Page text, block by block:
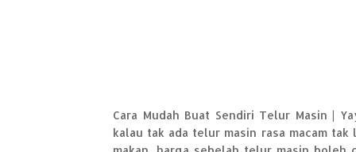
Cara Mudah Buat Sendiri Telur Masin |
kalau tak ada telur masin rasa macam